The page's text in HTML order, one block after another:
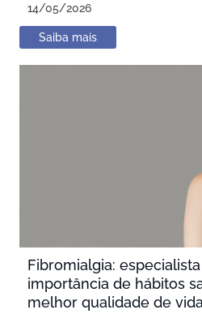
14/05/2026
Saiba mais
Fibromialgia:
importância de hábitos
melhor qualidade de vida